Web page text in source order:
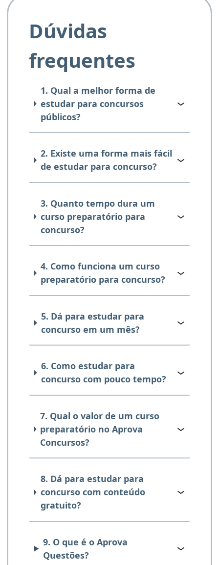
Dúvidas
frequentes
1. Qual a melhor forma de
estudar para concursos
públicos?
2. Existe uma forma mais fácil
de estudar para concurso?
3. Quanto tempo dura um
curso preparatório para
concurso?
4. Como funciona um curso
preparatório para concurso?
5. Dá para estudar para
concurso em um mês?
6. Como estudar para
concurso com pouco tempo?
7. Qual o valor de um curso
preparatório no Aprova
Concursos?
8. Dá para estudar para
concurso com conteúdo
gratuito?
9. O que é o Aprova
Questões?